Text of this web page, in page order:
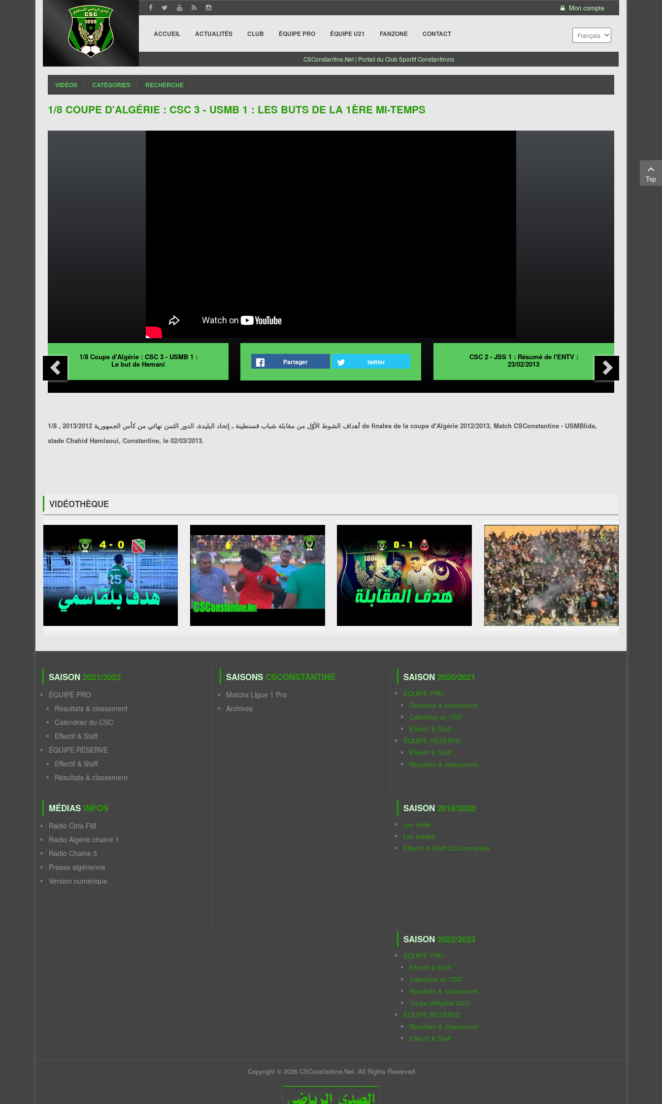
Mon compte
ACCUEIL ACTUALITÉS CLUB ÉQUIPE PRO ÉQUIPE U21 FANZONE CONTACT
CSConstantine.Net | Portail du Club Sportif Constantinois
VIDÉOS CATÉGORIES RECHERCHE
1/8 COUPE D'ALGÉRIE : CSC 3 - USMB 1 : LES BUTS DE LA 1ÈRE MI-TEMPS
1/8 Coupe d'Algérie : CSC 3 - USMB 1 :
Le but de Hemani Partager twitter
CSC 2 - JSS 1 : Résumé de l'ENTV :
23/02/2013
أهداف الشوط الأوّل من مقابلة شباب قسنطينة ـ إتحاد البليدة، الدور الثمن نهائي من كأس الجمهورية 2013/2012 , 1/8 de finales de la coupe d'Algérie 2012/2013, Match CSConstantine - USMBlida,
stade Chahid Hamlaoui, Constantine, le 02/03/2013.
VIDÉOTHÈQUE
SAISON 2021/2022
ÉQUIPE PRO
Résultats & classement
Calendrier du CSC
Effectif & Staff
ÉQUIPE RÉSERVE
Effectif & Staff
Résultats & classement
MÉDIAS INFOS
Radio Cirta FM
Radio Algérie chaine 1
Radio Chaine 3
Presse algérienne
Version numérique
SAISONS CSCONSTANTINE
Matchs Ligue 1 Pro
Archives
SAISON 2020/2021
ÉQUIPE PRO
Résultats & classement
Calendrier du CSC
Effectif & Staff
ÉQUIPE RÉSERVE
Effectif & Staff
Résultats & classement
SAISON 2019/2020
Les clubs
Les stades
Effectif & Staff CSConstantine
SAISON 2022/2023
ÉQUIPE PRO
Effectif & Staff
Calendrier du CSC
Résultats & classement
Coupe d'Algérie 2023
ÉQUIPE RÉSERVE
Résultats & classement
Effectif & Staff
Copyright © 2026 CSConstantine.Net. All Rights Reserved
Top